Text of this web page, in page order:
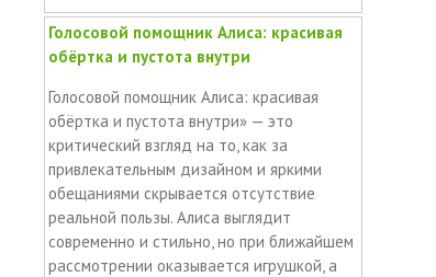
Голосовой помощник Алиса: красивая
обёртка и пустота внутри
Голосовой помощник Алиса: красивая
обёртка и пустота внутри» — это
критический взгляд на то, как за
привлекательным дизайном и яркими
обещаниями скрывается отсутствие
реальной пользы. Алиса выглядит
современно и стильно, но при ближайшем
рассмотрении оказывается игрушкой, а